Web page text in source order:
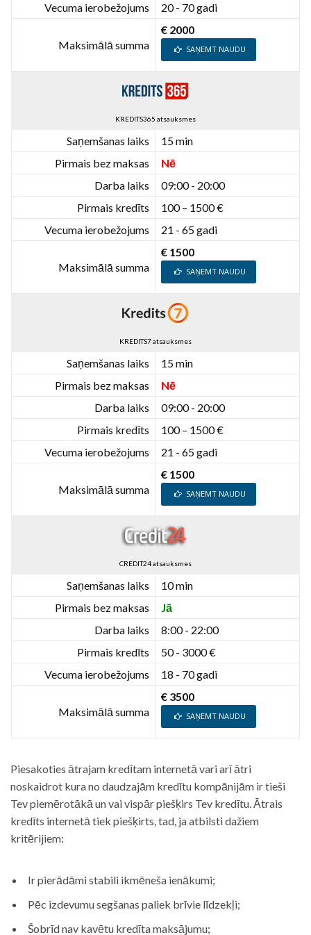
Vecuma ierobežojums
20 - 70 gadi
Maksimālā summa
€ 2000
SAŅEMT NAUDU
KREDITS365 atsauksmes
Saņemšanas laiks
15 min
Pirmais bez maksas
Nē
Darba laiks
09:00 - 20:00
Pirmais kredīts
100 – 1500 €
Vecuma ierobežojums
21 - 65 gadi
Maksimālā summa
€ 1500
SAŅEMT NAUDU
KREDITS7 atsauksmes
Saņemšanas laiks
15 min
Pirmais bez maksas
Nē
Darba laiks
09:00 - 20:00
Pirmais kredīts
100 – 1500 €
Vecuma ierobežojums
21 - 65 gadi
Maksimālā summa
€ 1500
SAŅEMT NAUDU
CREDIT24 atsauksmes
Saņemšanas laiks
10 min
Pirmais bez maksas
Jā
Darba laiks
8:00 - 22:00
Pirmais kredīts
50 - 3000 €
Vecuma ierobežojums
18 - 70 gadi
Maksimālā summa
€ 3500
SAŅEMT NAUDU
Piesakoties ātrajam kredītam internetā vari arī ātri
noskaidrot kura no daudzajām kredītu kompānijām ir tieši
Tev piemērotākā un vai vispār piešķirs Tev kredītu. Ātrais
kredīts internetā tiek piešķirts, tad, ja atbilsti dažiem
kritērijiem:
Ir pierādāmi stabili ikmēneša ienākumi;
Pēc izdevumu segšanas paliek brīvie līdzekļi;
Šobrīd nav kavētu kredīta maksājumu;